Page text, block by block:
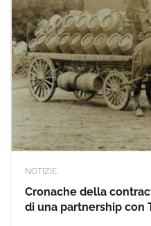
NOTIZIE
Cronache della
di una partnership con